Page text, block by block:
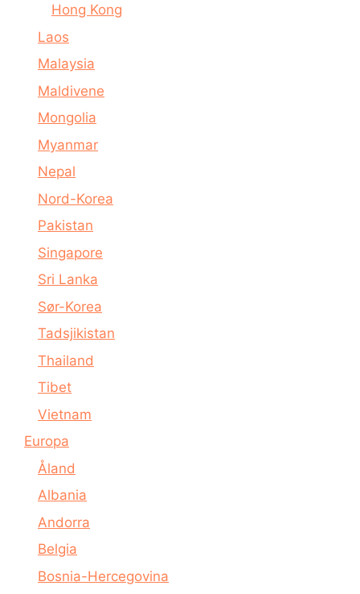
Hong Kong
Laos
Malaysia
Maldivene
Mongolia
Myanmar
Nepal
Nord-Korea
Pakistan
Singapore
Sri Lanka
Sør-Korea
Tadsjikistan
Thailand
Tibet
Vietnam
Europa
Åland
Albania
Andorra
Belgia
Bosnia-Hercegovina